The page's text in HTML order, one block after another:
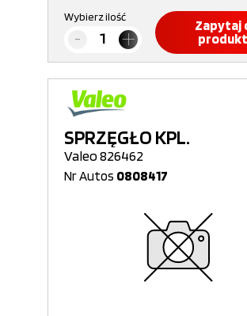
Wybierz ilość
Zapytaj
produkt
SPRZĘGŁO KPL.
Valeo 826462
Nr Autos 0808417